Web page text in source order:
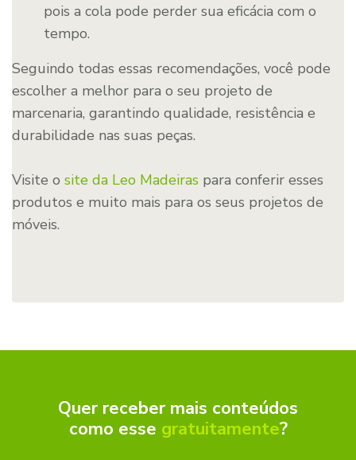
pois a cola pode perder sua eficácia com o
tempo.
Seguindo todas essas recomendações, você pode
escolher a melhor para o seu projeto de
marcenaria, garantindo qualidade, resistência e
durabilidade nas suas peças.
Visite o site da Leo Madeiras para conferir esses
produtos e muito mais para os seus projetos de
móveis.
Quer receber mais conteúdos
como esse gratuitamente?